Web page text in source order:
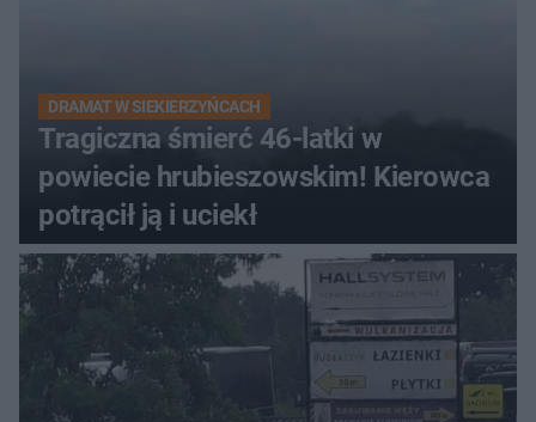
DRAMAT W SIEKIERZYŃCACH
Tragiczna śmierć 46-latki w
powiecie hrubieszowskim! Kierowca
potrącił ją i uciekł